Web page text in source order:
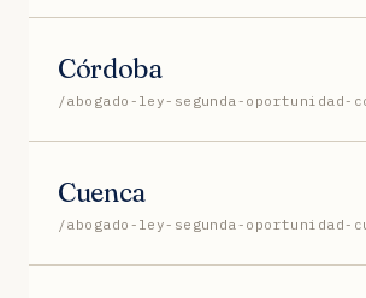
Córdoba
/abogado-ley-segunda-oportunidad-
Cuenca
/abogado-ley-segunda-oportunidad-